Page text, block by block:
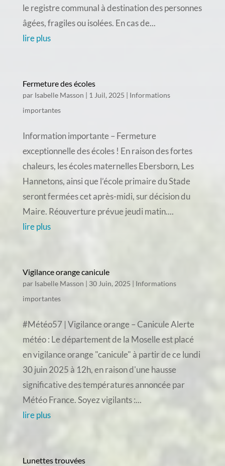
le registre communal à destination des personnes
âgées, fragiles ou isolées. En cas de...
lire plus
Fermeture des écoles
par Isabelle Masson | 1 Juil, 2025 | Informations
importantes
Information importante – Fermeture
exceptionnelle des écoles ! En raison des fortes
chaleurs, les écoles maternelles Ebersborn, Les
Hannetons, ainsi que l’école primaire du Stade
seront fermées cet après-midi, sur décision du
Maire. Réouverture prévue jeudi matin....
lire plus
Vigilance orange canicule
par Isabelle Masson | 30 Juin, 2025 | Informations
importantes
#Météo57 | Vigilance orange – Canicule Alerte
météo : Le département de la Moselle est placé
en vigilance orange "canicule" à partir de ce lundi
30 juin 2025 à 12h, en raison d'une hausse
significative des températures annoncée par
Météo France. Soyez vigilants :...
lire plus
Lunettes trouvées